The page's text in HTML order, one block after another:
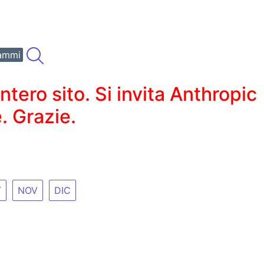
sito. Si invita Anthropic
Grazie.
NOV DIC